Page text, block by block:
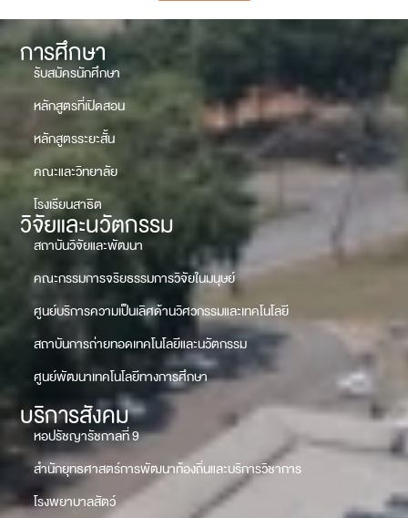
การศึกษา
รับสมัครนักศึกษา
หลักสูตรที่เปิดสอน
หลักสูตรระยะสั้น
คณะและวิทยาลัย
โรงเรียนสาธิต
วิจัยและนวัตกรรม
สถาบันวิจัยและพัฒนา
คณะกรรมการจริยธรรมการวิจัยในมนุษย์
ศูนย์บริการความเป็นเลิศด้านวิศวกรรมและเทคโนโลยี
สถาบันการถ่ายทอดเทคโนโลยีและนวัตกรรม
ศูนย์พัฒนาเทคโนโลยีทางการศึกษา
บริการสังคม
หอปรัชญารัชกาลที่ 9
สำนักยุทธศาสตร์การพัฒนาท้องถิ่นและบริการวิชาการ
โรงพยาบาลสัตว์